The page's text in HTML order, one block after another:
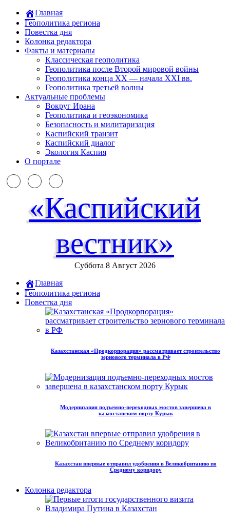
Главная
Геополитика региона
Повестка дня
Колонка редактора
Факты и материалы
Классическая геополитика
Геополитика после Второй мировой войны
Геополитика конца XX — начала XXI вв.
Геополитика третьей волны
Актуальные проблемы
Вокруг Ирана
Геополитика и геоэкономика
Безопасность и милитаризация
Каспийский транзит
Каспийский диалог
Экология Каспия
О портале
«Каспийский
вестник»
Суббота 8 Август 2026
Главная
Геополитика региона
Повестка дня
Казахстанская «Продкорпорация» рассматривает строительство
зернового терминала в РФ
Модернизация подъемно-переходных мостов завершена в
казахстанском порту Курык
Казахстан впервые отправил удобрения в Великобританию по
Среднему коридору
Колонка редактора